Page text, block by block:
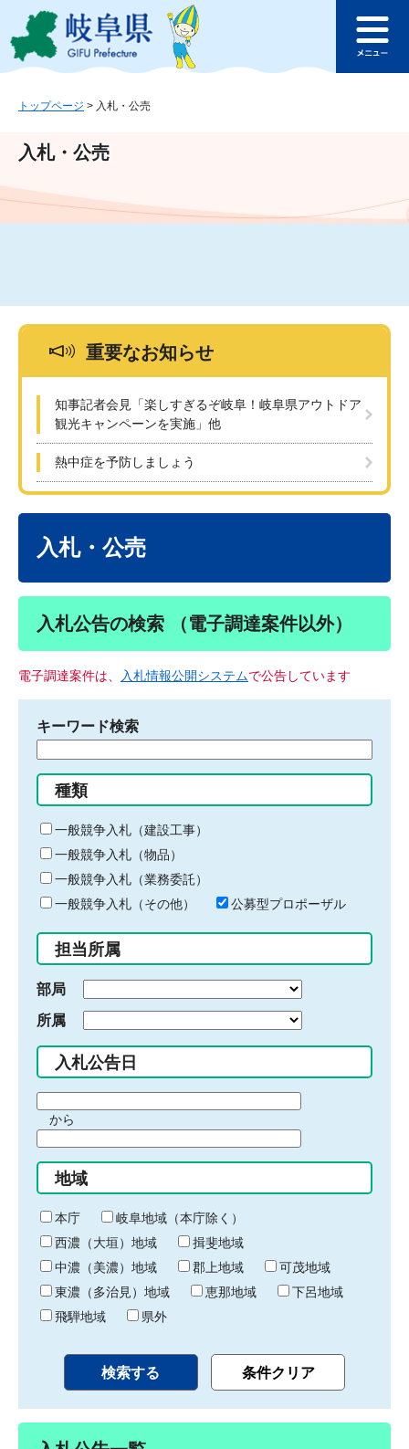
ジ
ュ
文
このページの本文へ
ュ
トップページ > 入札・公売
入札・公売
重要なお知らせ
知事記者会見「楽しすぎるぞ岐阜！岐阜県アウトドア
観光キャンペーンを実施」他
熱中症を予防しましょう
入札・公売
入札公告の検索 （電子調達案件以外）
電子調達案件は、 入札情報公開システムで公告しています
キーワード検索
る
キ
ー
ワ
ー
ド
入
力
種類
一般競争入札（建設工事）
一般競争入札（物品）
一般競争入札（業務委託）
一般競争入札（その他）
公募型プロポーザル
担当所属
部局
所属
入札公告日
間
始
り
から
間
終
わ
り
地域
本庁
岐阜地域（本庁除く）
西濃（大垣）地域
揖斐地域
中濃（美濃）地域
郡上地域
可茂地域
東濃（多治見）地域
恵那地域
下呂地域
飛騨地域
県外